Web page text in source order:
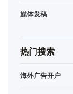
媒体发稿
热门搜索
海外广告开户